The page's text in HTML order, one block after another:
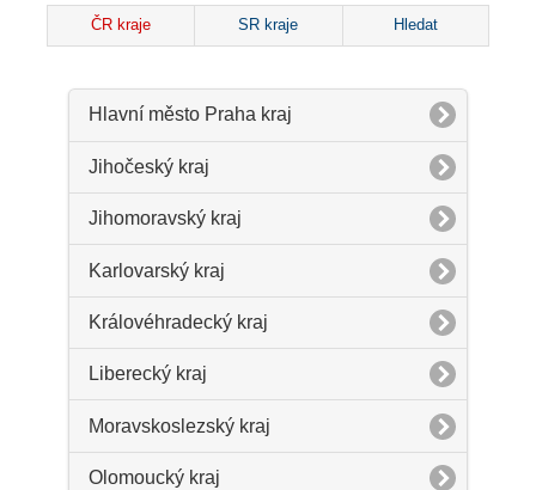
ČR kraje SR kraje Hledat
Hlavní město Praha kraj
Jihočeský kraj
Jihomoravský kraj
Karlovarský kraj
Královéhradecký kraj
Liberecký kraj
Moravskoslezský kraj
Olomoucký kraj